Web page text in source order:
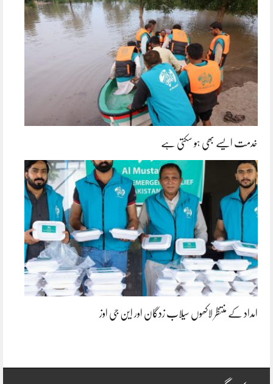
خدمت ایسے بھی ہو سکتی ہے
امداد کے منتظر لاکھوں سیلاب زدگان اور این جی اوز